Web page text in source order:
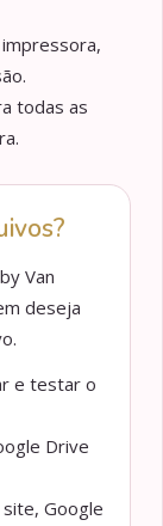
todas as
Van
deseja
e testar o
Drive
Google